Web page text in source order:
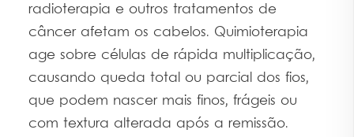
radioterapia e outros tratamentos de
câncer afetam os cabelos. Quimioterapia
age sobre células de rápida multiplicação,
causando queda total ou parcial dos fios,
que podem nascer mais finos, frágeis ou
com textura alterada após a remissão.